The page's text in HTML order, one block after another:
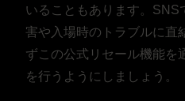
いることもあります。SNS
害や入場時のトラブルに直
ずこの公式リセール機能を
を行うようにしましょう。